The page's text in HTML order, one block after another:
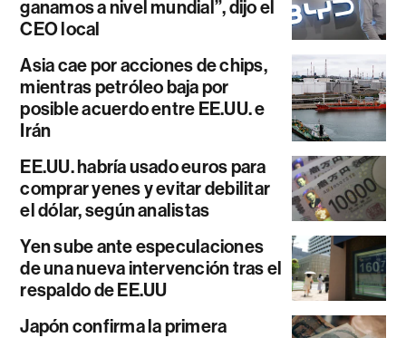
ganamos a nivel mundial”, dijo el
CEO local
Asia cae por acciones de chips,
mientras petróleo baja por
posible acuerdo entre EE.UU. e
Irán
EE.UU. habría usado euros para
comprar yenes y evitar debilitar
el dólar, según analistas
Yen sube ante especulaciones
de una nueva intervención tras el
respaldo de EE.UU
Japón confirma la primera